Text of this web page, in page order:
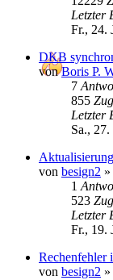
Letzter
Fr., 24.
DKB
vonBoris P.
7
855
Letzter
Sa.,
von besign2 »
1
523
Letzter
Fr., 19.
Rechenfehler
von besign2 »